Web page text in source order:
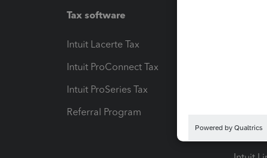
Tax software
Intuit Lacerte Tax
Intuit ProConnect Tax
Intuit ProSeries Tax
Referral Program
Pay-